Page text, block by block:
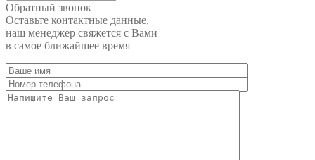
Обратный звонок
Оставьте контактные данные,
наш менеджер свяжется с Вами
в самое ближайшее время